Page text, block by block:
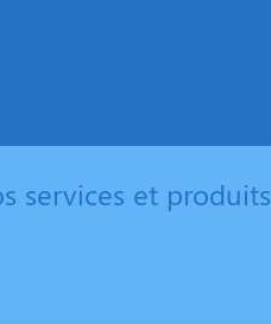
services et produits